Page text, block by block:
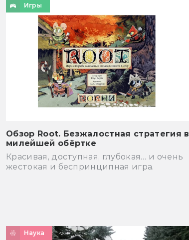
Игры
Обзор Root. Безжалостная стратегия в
милейшей обёртке
Красивая, доступная, глубокая… и очень
жестокая и беспринципная игра.
Наука